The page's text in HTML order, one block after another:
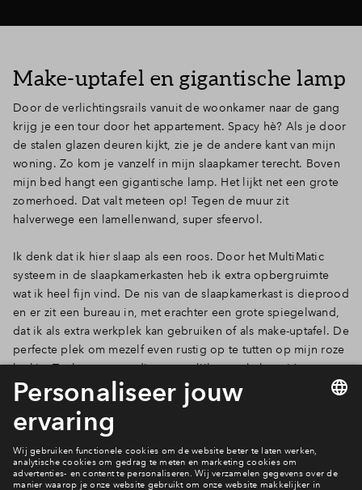
Make-uptafel en gigantische lamp
Door de verlichtingsrails vanuit de woonkamer naar de gang
krijg je een tour door het appartement. Spacy hè? Als je door
de stalen glazen deuren kijkt, zie je de andere kant van mijn
woning. Zo kom je vanzelf in mijn slaapkamer terecht. Boven
mijn bed hangt een gigantische lamp. Het lijkt net een grote
zomerhoed. Dat valt meteen op! Tegen de muur zit
halverwege een lamellenwand, super sfeervol.
Ik denk dat ik hier slaap als een roos. Door het MultiMatic
systeem in de slaapkamerkasten heb ik extra opbergruimte
wat ik heel fijn vind. De nis van de slaapkamerkast is dieprood
en er zit een bureau in, met erachter een grote spiegelwand,
dat ik als extra werkplek kan gebruiken of als make-uptafel. De
perfecte plek om mezelf even rustig op te tutten op mijn roze
krukje. Toch nog even die vrouwelijke touch, love it!
Ik hoop dat je dit inkijkje leuk vond! Tot de volgende blog.